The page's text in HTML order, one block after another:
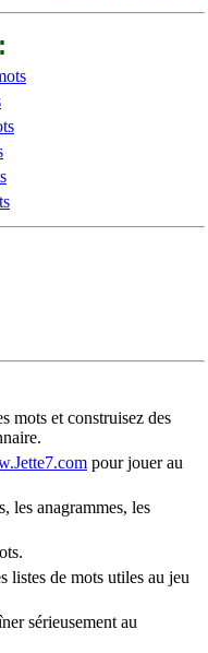
mots et construisez des
pour jouer au
les anagrammes, les
listes de mots utiles au jeu
sérieusement au